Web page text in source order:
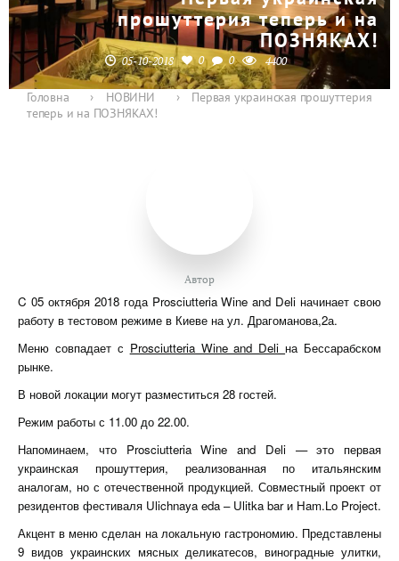
прошуттерия теперь и на
ПОЗНЯКАХ!
05-10-2018 0 0 4400
Головна › НОВИНИ ›
Первая украинская прошуттерия
теперь и на ПОЗНЯКАХ!
Автор
C 05 октября 2018 года Prosciutteria Wine and Deli начинает свою
работу в тестовом режиме в Киеве на ул. Драгоманова,2а.
Меню совпадает с Prosciutteria Wine and Deli на Бессарабском
рынке.
В новой локации могут разместиться 28 гостей.
Режим работы с 11.00 до 22.00.
Напоминаем, что Prosciutteria Wine and Deli — это первая
украинская прошуттерия, реализованная по итальянским
аналогам, но с отечественной продукцией. Совместный проект от
резидентов фестиваля Ulichnaya eda – Ulitka bar и Ham.Lo Project.
Акцент в меню сделан на локальную гастрономию. Представлены
9 видов украинских мясных деликатесов, виноградные улитки,